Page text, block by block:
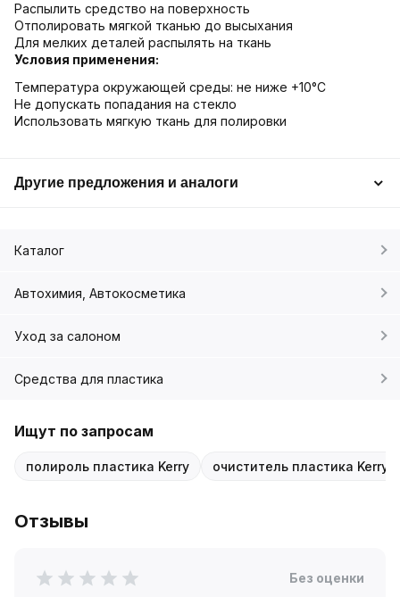
Распылить средство на поверхность
Отполировать мягкой тканью до высыхания
Для мелких деталей распылять на ткань
Условия применения:
Температура окружающей среды: не ниже +10°C
Не допускать попадания на стекло
Использовать мягкую ткань для полировки
Другие предложения и аналоги
Каталог
Автохимия, Автокосметика
Уход за салоном
Средства для пластика
Ищут по запросам
полироль пластика Kerry очиститель пластика Kerry
Отзывы
Без оценки